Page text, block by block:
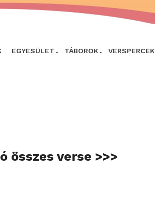
EGYESÜLET TÁBOROK VERSPERCEK
összes verse >>>